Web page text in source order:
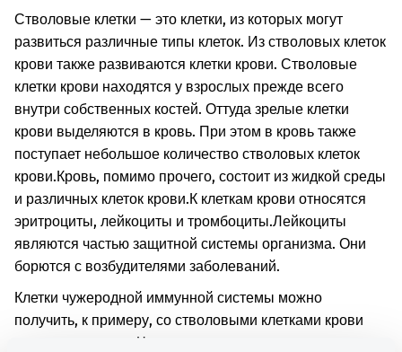
Стволовые клетки — это клетки, из которых могут
развиться различные типы клеток. Из стволовых клеток
крови также развиваются клетки крови. Стволовые
клетки крови находятся у взрослых прежде всего
внутри собственных костей. Оттуда зрелые клетки
крови выделяются в кровь. При этом в кровь также
поступает небольшое количество стволовых клеток
крови.Кровь, помимо прочего, состоит из жидкой среды
и различных клеток крови.К клеткам крови относятся
эритроциты, лейкоциты и тромбоциты.Лейкоциты
являются частью защитной системы организма. Они
борются с возбудителями заболеваний.
Клетки чужеродной иммунной системы можно
получить, к примеру, со стволовыми клетками крови
другого человека. Чужеродные защитные клетки